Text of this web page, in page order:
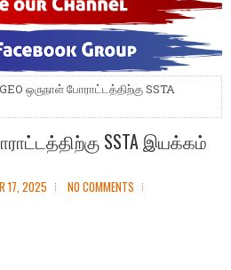
ஒருநாள் போராட்டத்திற்கு SSTA
SSTA இயக்கம்
17, 2025 NO COMMENTS